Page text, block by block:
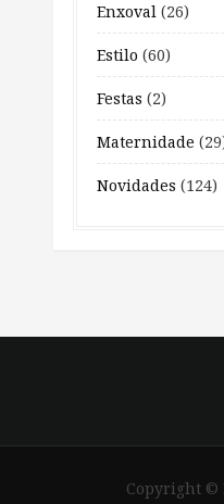
Enxoval (26)
Estilo (60)
Festas (2)
Maternidade
Novidades (124)
Copyright ©